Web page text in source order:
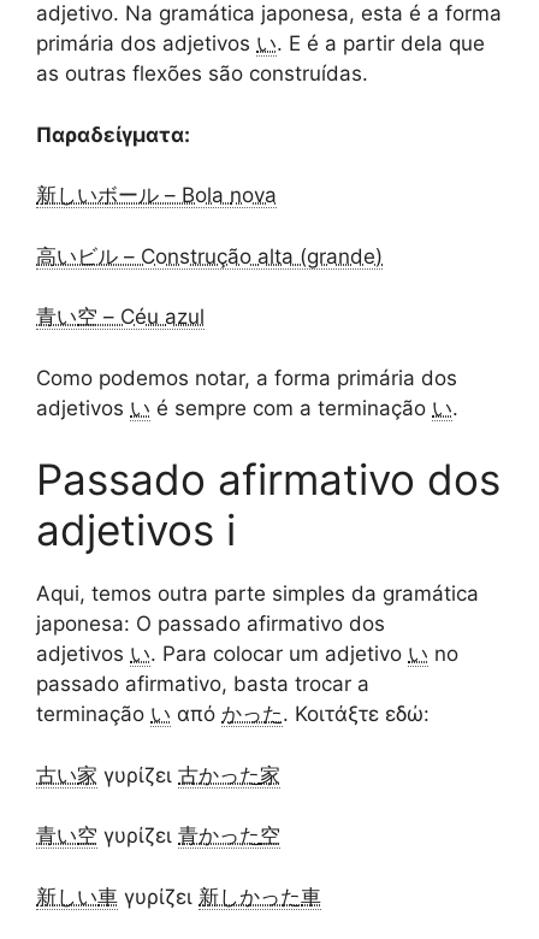
adjetivo. Na gramática japonesa, esta é a forma
primária dos adjetivos い. E é a partir dela que
as outras flexões são construídas.
Παραδείγματα:
新しいボール – Bola nova
高い ビル – Construção alta (grande)
青い空 – Céu azul
Como podemos notar, a forma primária dos
adjetivos い é sempre com a terminação い.
Passado afirmativo dos
adjetivos i
Aqui, temos outra parte simples da gramática
japonesa: O passado afirmativo dos
adjetivos い. Para colocar um adjetivo い no
passado afirmativo, basta trocar a
terminação い από かった. Κοιτάξτε εδώ:
古い家 γυρίζει 古かった家
青い空 γυρίζει 青かった空
新しい車 γυρίζει 新しかった車